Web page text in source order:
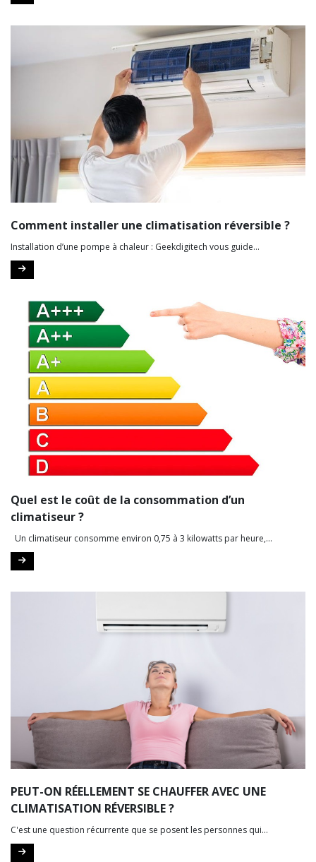
Comment installer une climatisation réversible ?
Installation d’une pompe à chaleur : Geekdigitech vous guide...
Quel est le coût de la consommation d’un
climatiseur ?
Un climatiseur consomme environ 0,75 à 3 kilowatts par heure,...
PEUT-ON RÉELLEMENT SE CHAUFFER AVEC UNE
CLIMATISATION RÉVERSIBLE ?
C'est une question récurrente que se posent les personnes qui...